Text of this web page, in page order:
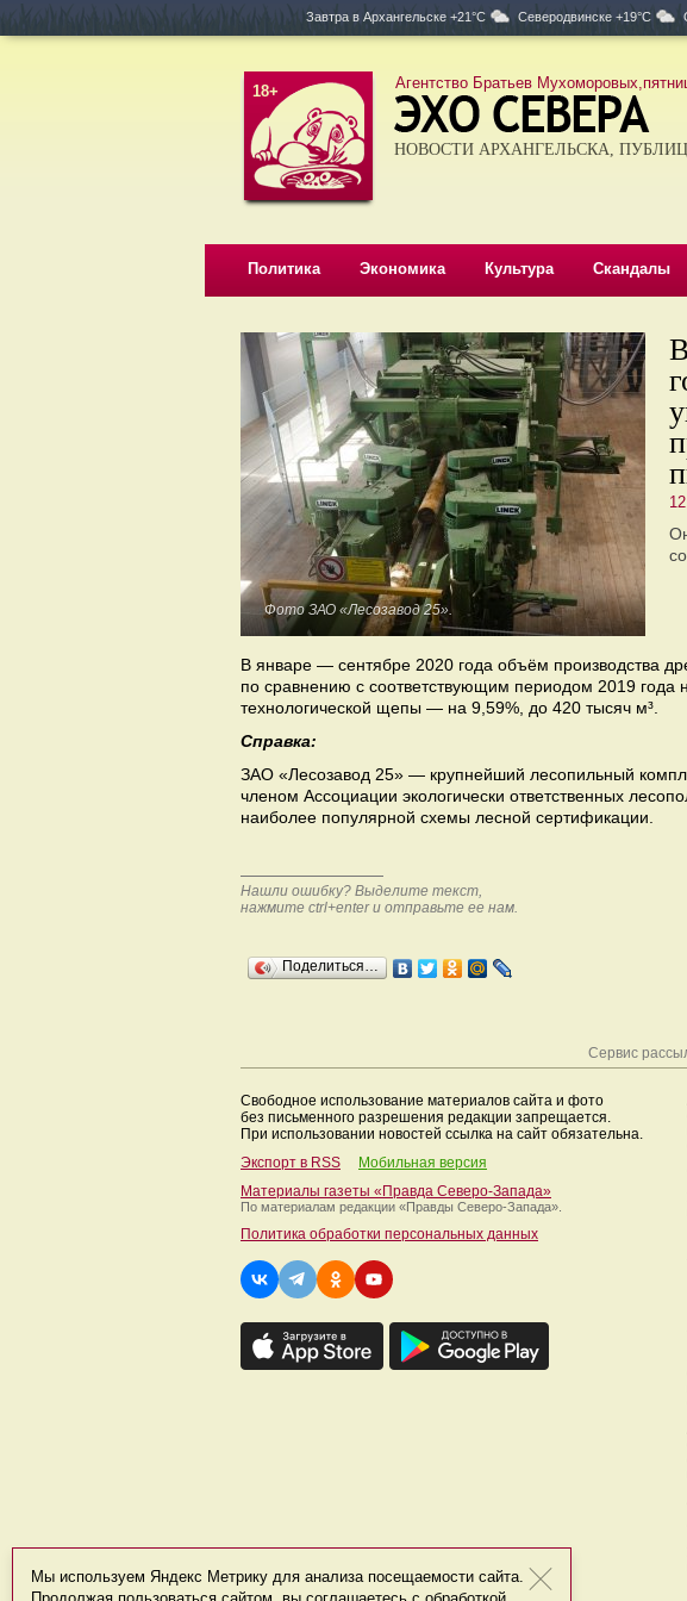
Завтра в Архангельске +21°C Северодвинске +19°C
18+ Агентство Братьев
НОВОСТИ АРХАНГЕЛЬСКА,
Политика Экономика Культура Скандалы
Фото ЗАО «Лесозавод 25».
В январе — сентябре 2020 года объём производства
по сравнению с соответствующим периодом 2019 года
технологической щепы — на 9,59%, до 420 тысяч м³.
Справка:
ЗАО «Лесозавод 25» — крупнейший лесопильный
членом Ассоциации экологически ответственных
наиболее популярной схемы лесной сертификации.
Нашли ошибку? Выделите текст,
нажмите ctrl+enter и отправьте ее нам.
Поделиться…
Сервис
Свободное использование материалов сайта и фото
без письменного разрешения редакции запрещается.
При использовании новостей ссылка на сайт обязательна.
Экспорт в RSS
Мобильная версия
Материалы газеты «Правда Северо-Запада»
По материалам редакции «Правды Северо-Запада».
Политика обработки персональных данных
Мы используем Яндекс Метрику для анализа посещаемости сайта.